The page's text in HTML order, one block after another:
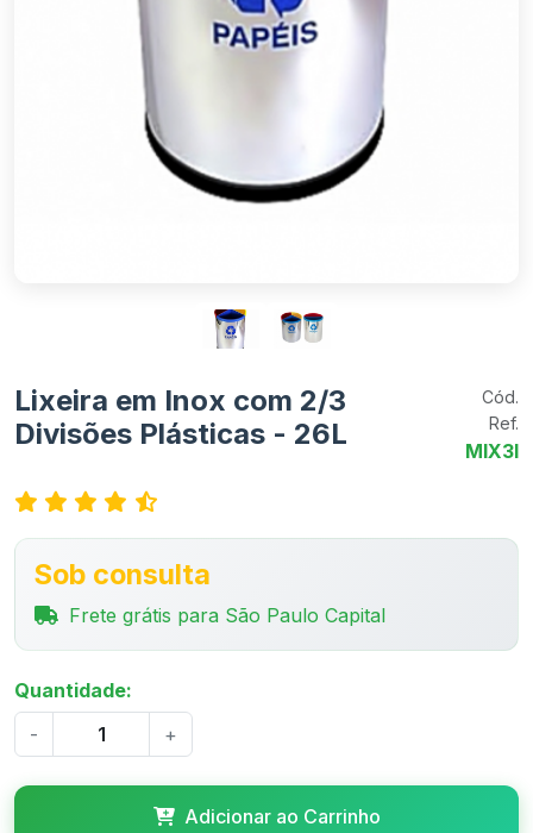
Lixeira em Inox com 2/3
Divisões Plásticas - 26L
Cód.
Ref.
MIX3I
Sob consulta
Frete grátis para São Paulo Capital
Quantidade:
-
+
Adicionar ao Carrinho